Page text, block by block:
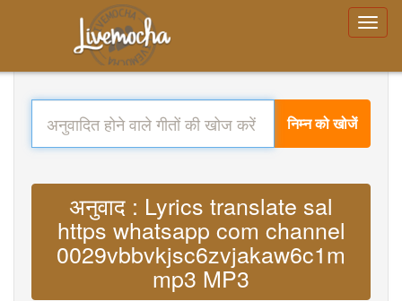
निम्न को खोजें
अनुवाद : Lyrics translate sal
https whatsapp com channel
0029vbbvkjsc6zvjakaw6c1m
mp3 MP3